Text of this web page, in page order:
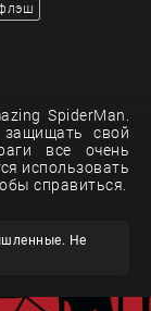
SpiderMan.
свой
все очень
использовать
справиться.
Не